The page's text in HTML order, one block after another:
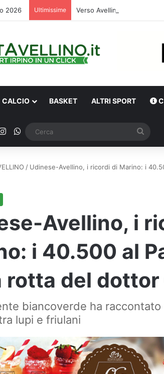
2026 Ultimissime Verso Avellino-Torino, il
CALCIO BASKET ALTRI SPORT
Tube
Instagram
WhatsApp
/ Udinese-Avellino, i ricordi di Marino: i
Avellino, i
i 40.500 al
rotta del dottor
biancoverde ha
lupi e friulani